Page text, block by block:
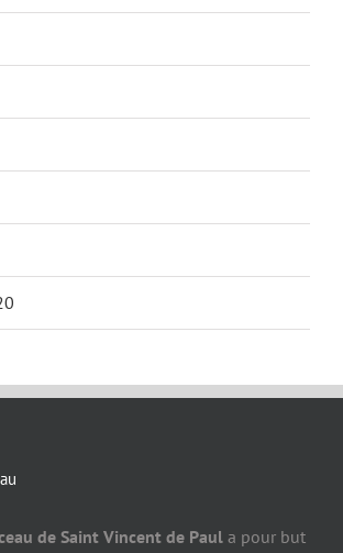
de Saint Vincent de Paul a pour but